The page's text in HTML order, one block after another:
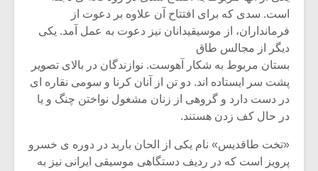
است. سدی که برای افتتاح آن علاوه بر دعوت از
فرمانداران، از موسیقیدانان نیز دعوت به عمل آمد. یکی
دیگر از مجالس طاق
بستان مربوط به شکار آهوست. نوازندگان در بالای تصویر
پشت سر ایستاده اند. دو تن از آنان کرنا و سومی نقاره ای
در دست دارد و گروهی از زنان مشغول نواختن چنگ و یا
در حال کف زدن هستند.
«تخت طاقدیس» نام یکی از الحان باربد در دوره ی خسرو
پرویز است که در ردیف دستگاهی موسیقی ایرانی نیز به